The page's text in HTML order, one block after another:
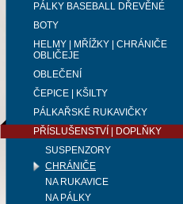
PÁLKY BASEBALL DŘEVĚNÉ
BOTY
HELMY | MŘÍŽKY | CHRÁNIČE
OBLIČEJE
OBLEČENÍ
ČEPICE | KŠILTY
PÁLKAŘSKÉ RUKAVIČKY
PŘÍSLUŠENSTVÍ | DOPLŇKY
SUSPENZORY
CHRÁNIČE
NA RUKAVICE
NA PÁLKY